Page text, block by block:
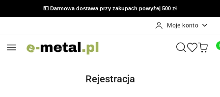
💵 Darmowa dostawa przy zakupach powyżej 500 zł
Moje konto
Rejestracja